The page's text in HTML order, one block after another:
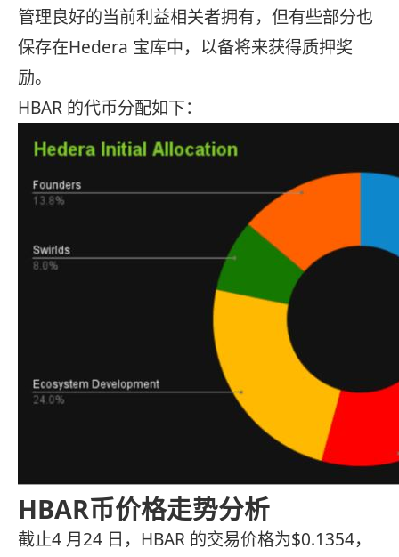
管理良好的当前利益相关者拥有，但有些部分也
保存在Hedera 宝库中，以备将来获得质押奖
励。
HBAR 的代币分配如下：
HBAR币价格走势分析
截止4 月24 日，HBAR 的交易价格为$0.1354，